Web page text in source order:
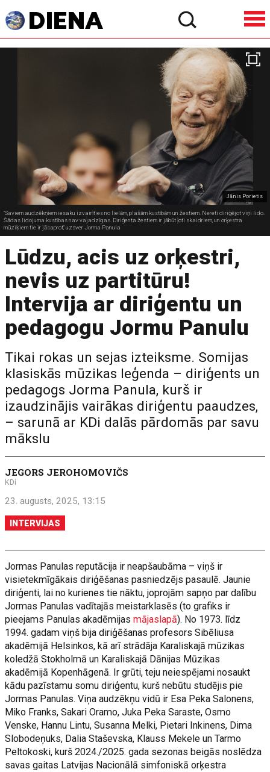
Jānis Porietis
"Saviem audzēkņiem iesaku izvairīties no lielām, plašām kustībām un žestiem. Nereti diriģējot viņi lido.
Šādas lidojuma kustības nav vajadzīgas. Diriģenta žestiem ir jābūt ļoti skaidriem, un orķestra
mūziķiem tie ir jāsaprot," uzsver Jorma Panula
Lūdzu, acis uz orķestri,
nevis uz partitūru!
Intervija ar diriģentu un
pedagogu Jormu Panulu
Tikai rokas un sejas izteiksme. Somijas
klasiskās mūzikas leģenda – diriģents un
pedagogs Jorma Panula, kurš ir
izaudzinājis vairākas diriģentu paaudzes,
– sarunā ar KDi dalās pārdomās par savu
mākslu
JEGORS JEROHOMOVIČS
KDi
23. augusts, 2025, 13:15
INTERVIJAS
Jormas Panulas reputācija ir neapšaubāma – viņš ir
visietekmīgākais diriģēšanas pasniedzējs pasaulē. Jaunie
diriģenti, lai no kurienes tie nāktu, joprojām sapņo par dalību
Jormas Panulas vadītajās meistarklasēs (to grafiks ir
pieejams Panulas akadēmijasmājaslapā). No 1973. līdz
1994. gadam viņš bija diriģēšanas profesors Sibēliusa
akadēmijā Helsinkos, kā arī strādāja Karaliskajā mūzikas
koledžā Stokholmā un Karaliskajā Dānijas Mūzikas
akadēmijā Kopenhāgenā. Ir grūti, teju neiespējami nosaukt
kādu pazīstamu somu diriģentu, kurš nebūtu studējis pie
Jormas Panulas. Viņa audzēkņu vidū ir Esa Peka Salonens,
Miko Franks, Sakari Oramo, Juka Peka Saraste, Osmo
Venske, Hannu Lintu, Susanna Melki, Pietari Inkinens, Dima
Slobodeņuks, Dalia Staševska, Klauss Mekele un Tarmo
Peltokoski, kurš 2024./2025. gada sezonas beigās noslēdza
savas gaitas Latvijas Nacionālā simfoniskā orķestra